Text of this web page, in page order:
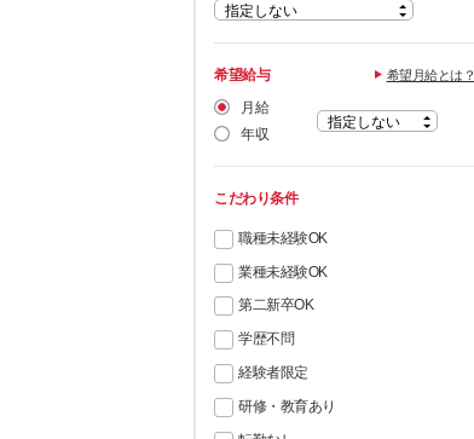
希望給与 希望月給とは？
月給
年収
こだわり条件
職種未経験OK
業種未経験OK
第二新卒OK
学歴不問
経験者限定
研修・教育あり